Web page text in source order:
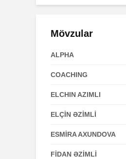
Mövzular
ALPHA
COACHING
ELCHIN AZIMLI
ELÇİN ƏZİMLİ
ESMİRA AXUNDOVA
FİDAN ƏZİMLİ